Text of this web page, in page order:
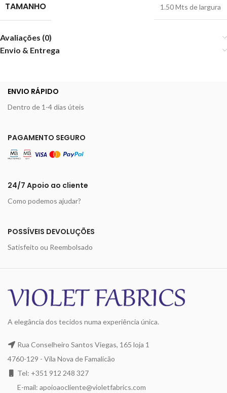
TAMANHO 1.50 Mts de largura
Avaliações (0)
Envio & Entrega
ENVIO RÁPIDO
Dentro de 1-4 dias úteis
PAGAMENTO SEGURO
24/7 Apoio ao cliente
Como podemos ajudar?
POSSÍVEIS DEVOLUÇÕES
Satisfeito ou Reembolsado
A elegância dos tecidos numa experiência única.
Rua Conselheiro Santos Viegas, 165 loja 1
4760-129 - Vila Nova de Famalicão
Tel: +351 912 248 327
E-mail: apoioaocliente@violetfabrics.com